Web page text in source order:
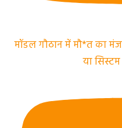
मॉडल गौठान में मौ*त का
या